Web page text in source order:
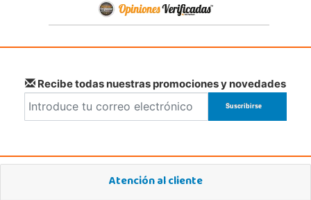
Juguetilandia Armilla
Granada
Carretera Armilla 29, Urb. Porcegram, 2
Localizar Tienda
POCAS UNIDADES
Recibe todas nuestras promociones y novedades
Atención al cliente